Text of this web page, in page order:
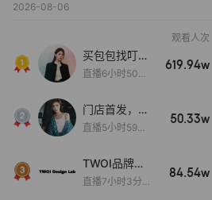
2026-08-06
观看人次
买包包找叮
当,一折购！
直播6小时50分
619.94w
门店首发，秋
款大上新！！
直播5小时59分
50.33w
TWOI品牌直
播间新款上
直播7小时3分5
84.54w